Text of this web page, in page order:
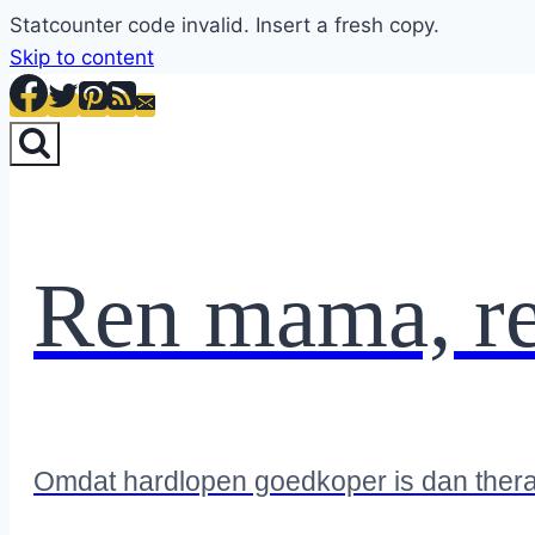
Statcounter code invalid. Insert a fresh copy.
Skip to content
Ren mama,
Omdat hardlopen goedkoper is dan